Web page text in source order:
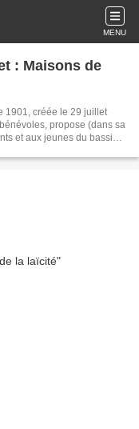
MENU
: Maisons de
1901, créée le 29 juillet
propose (dans sa
et aux jeunes du bassin